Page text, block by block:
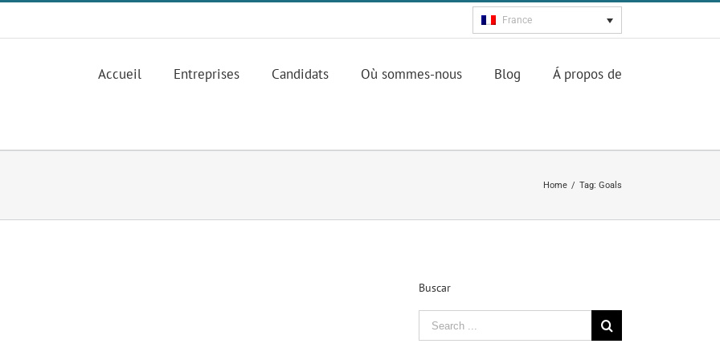
France
Accueil Entreprises Candidats Où sommes-nous Blog Á propos de
Home / Tag: Goals
Buscar
Search
for: